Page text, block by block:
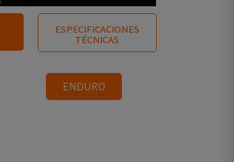
ESPECIFICACIONES
TÉCNICAS
ENDURO